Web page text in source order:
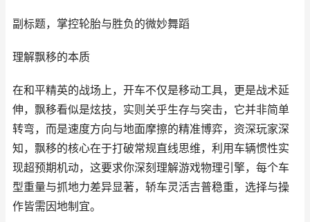
副标题，掌控轮胎与胜负的微妙舞蹈
理解飘移的本质
在和平精英的战场上，开车不仅是移动工具，更是战术延
伸，飘移看似是炫技，实则关乎生存与突击，它并非简单
转弯，而是速度方向与地面摩擦的精准博弈，资深玩家深
知，飘移的核心在于打破常规直线思维，利用车辆惯性实
现超预期机动，这要求你深刻理解游戏物理引擎，每个车
型重量与抓地力差异显著，轿车灵活吉普稳重，选择与操
作皆需因地制宜。